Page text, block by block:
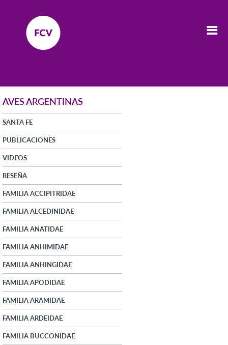
AVES ARGENTINAS
SANTA FE
PUBLICACIONES
VIDEOS
RESEÑA
FAMILIA ACCIPITRIDAE
FAMILIA ALCEDINIDAE
FAMILIA ANATIDAE
FAMILIA ANHIMIDAE
FAMILIA ANHINGIDAE
FAMILIA APODIDAE
FAMILIA ARAMIDAE
FAMILIA ARDEIDAE
FAMILIA BUCCONIDAE